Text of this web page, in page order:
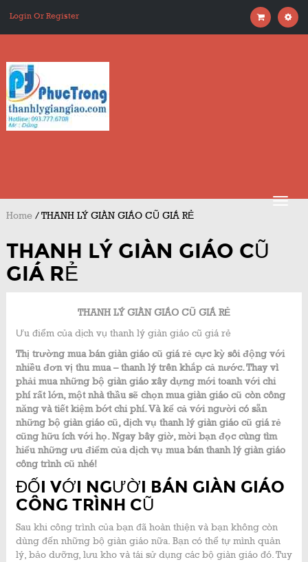
Login Or Register
Home /THANH LÝ GIÀN GIÁO CŨ GIÁ RẺ
THANH LÝ GIÀN GIÁO CŨ
GIÁ RẺ
THANH LÝ GIÀN GIÁO CŨ GIÁ RẺ
Ưu điểm của dịch vụ thanh lý giàn giáo cũ giá rẻ
Thị trường mua bán giàn giáo cũ giá rẻ cực kỳ sôi động với
nhiều đơn vị thu mua – thanh lý trên khắp cả nước. Thay vì
phải mua những bộ giàn giáo xây dựng mới toanh với chi
phí rất lớn, một nhà thầu sẽ chọn mua giàn giáo cũ còn công
năng và tiết kiệm bớt chi phí. Và kể cả với người có sẵn
những bộ giàn giáo cũ, dịch vụ thanh lý giàn giáo cũ giá rẻ
cũng hữu ích với họ. Ngay bây giờ, mời bạn đọc cùng tìm
hiểu những ưu điểm của dịch vụ mua bán thanh lý giàn giáo
công trình cũ nhé!
ĐỐI VỚI NGƯỜI BÁN GIÀN GIÁO
CÔNG TRÌNH CŨ
Sau khi công trình của bạn đã hoàn thiện và bạn không còn
dùng đến những bộ giàn giáo nữa. Bạn có thể tự mình quản
lý, bảo dưỡng, lưu kho và tái sử dụng các bộ giàn giáo đó. Tuy